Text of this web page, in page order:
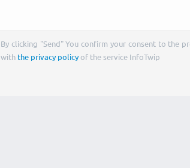
By clicking "Send" You confirm your consent to the
with the privacy policyof the service InfoTwip